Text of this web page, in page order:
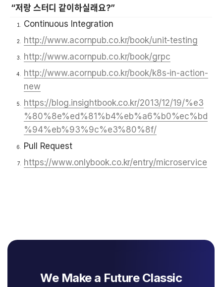
“저랑 스터디 같이하실래요?”
Continuous Integration
http://www.acornpub.co.kr/book/unit-testing
http://www.acornpub.co.kr/book/grpc
http://www.acornpub.co.kr/book/k8s-in-action-
new
https://blog.insightbook.co.kr/2013/12/19/%e3
%80%8e%ed%81%b4%eb%a6%b0%ec%bd
%94%eb%93%9c%e3%80%8f/
Pull Request
https://www.onlybook.co.kr/entry/microservice
We Make a Future Classic